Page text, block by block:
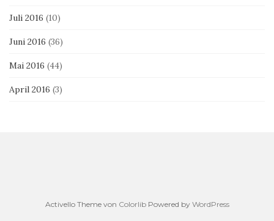
Juli 2016 (10)
Juni 2016 (36)
Mai 2016 (44)
April 2016 (3)
Activello Theme von ColorlibPowered by WordPress